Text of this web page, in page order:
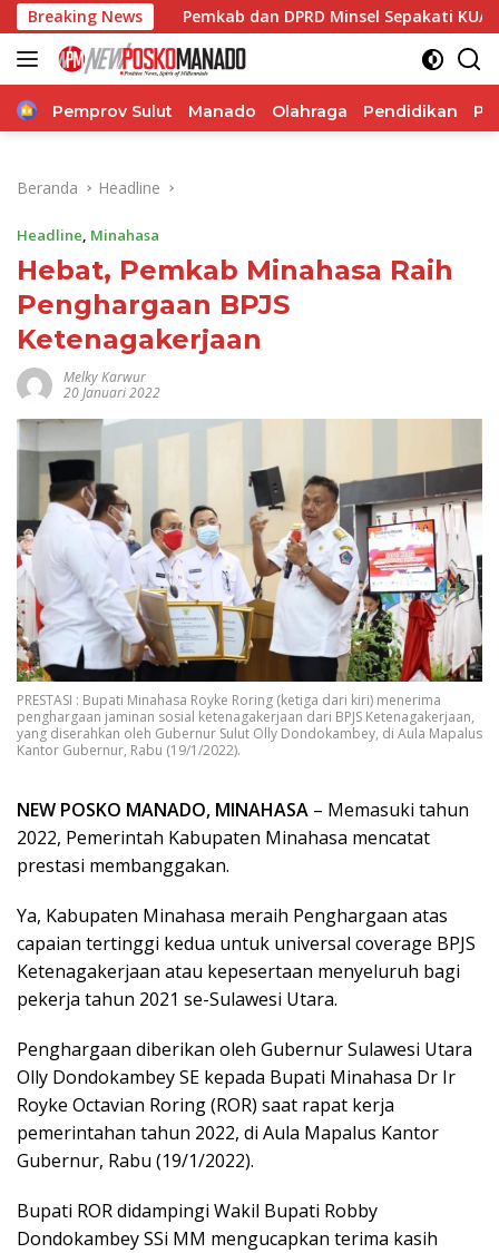
Langsung
ke
konten
Breaking News
Pemkab dan DPRD Minsel Sepakati KUA-PPAS 2027,
Home
Pemprov Sulut Manado Olahraga Pendidikan
Beranda Headline
Headline, Minahasa
Hebat, Pemkab Minahasa Raih
Penghargaan BPJS
Ketenagakerjaan
Melky Karwur
20 Januari 2022
PRESTASI : Bupati Minahasa Royke Roring (ketiga dari kiri) menerima
penghargaan jaminan sosial ketenagakerjaan dari BPJS Ketenagakerjaan,
yang diserahkan oleh Gubernur Sulut Olly Dondokambey, di Aula Mapalus
Kantor Gubernur, Rabu (19/1/2022).
NEW POSKO MANADO, MINAHASA – Memasuki tahun
2022, Pemerintah Kabupaten Minahasa mencatat
prestasi membanggakan.
Ya, Kabupaten Minahasa meraih Penghargaan atas
capaian tertinggi kedua untuk universal coverage BPJS
Ketenagakerjaan atau kepesertaan menyeluruh bagi
pekerja tahun 2021 se-Sulawesi Utara.
Penghargaan diberikan oleh Gubernur Sulawesi Utara
Olly Dondokambey SE kepada Bupati Minahasa Dr Ir
Royke Octavian Roring (ROR) saat rapat kerja
pemerintahan tahun 2022, di Aula Mapalus Kantor
Gubernur, Rabu (19/1/2022).
Bupati ROR didampingi Wakil Bupati Robby
Dondokambey SSi MM mengucapkan terima kasih